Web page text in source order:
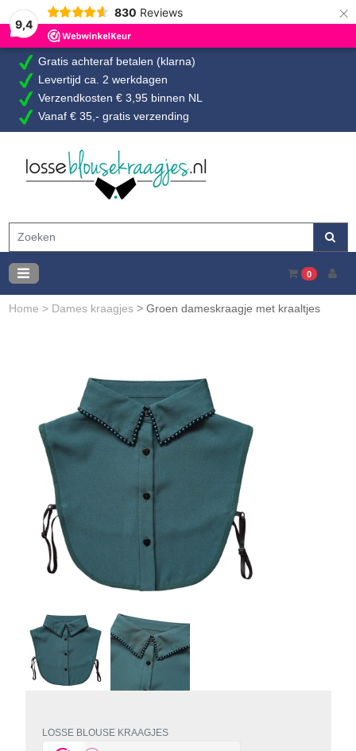
9,4
830 Reviews ×
Gratis achteraf betalen (klarna)
Levertijd ca. 2 werkdagen
Verzendkosten € 3,95 binnen NL
Vanaf € 35,- gratis verzending
0
Home > Dames kraagjes > Groen dameskraagje met kraaltjes
LOSSE BLOUSE KRAAGJES